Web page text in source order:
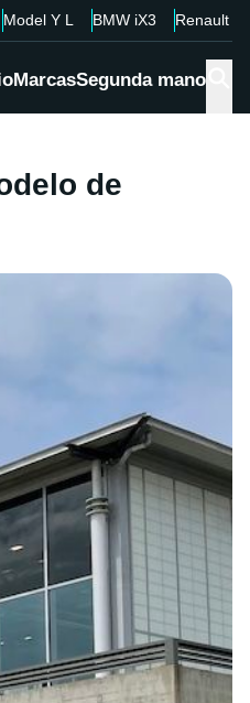
Model Y L BMW iX3 Renault
MarcasSegunda mano
de